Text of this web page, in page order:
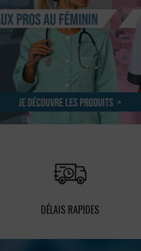
DÉLAIS RAPIDES